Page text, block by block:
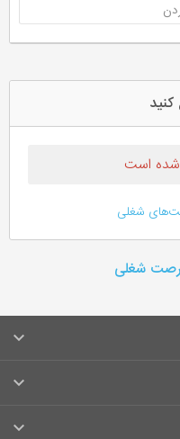
کنید
شده است
شغلی
شغلی